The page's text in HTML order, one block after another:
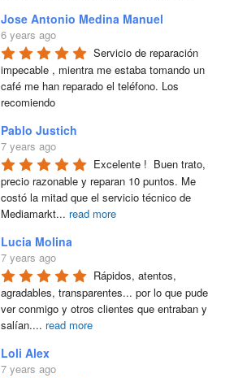
Jose Antonio Medina Manuel
6 years ago
Servicio de reparación
impecable , mientra me estaba tomando un
café me han reparado el teléfono. Los
recomiendo
Pablo Justich
7 years ago
Excelente !  Buen trato,
precio razonable y reparan 10 puntos. Me
costó la mitad que el servicio técnico de
Mediamarkt... read more
Lucia Molina
7 years ago
Rápidos, atentos,
agradables, transparentes... por lo que pude
ver conmigo y otros clientes que entraban y
salían.... read more
Loli Alex
7 years ago